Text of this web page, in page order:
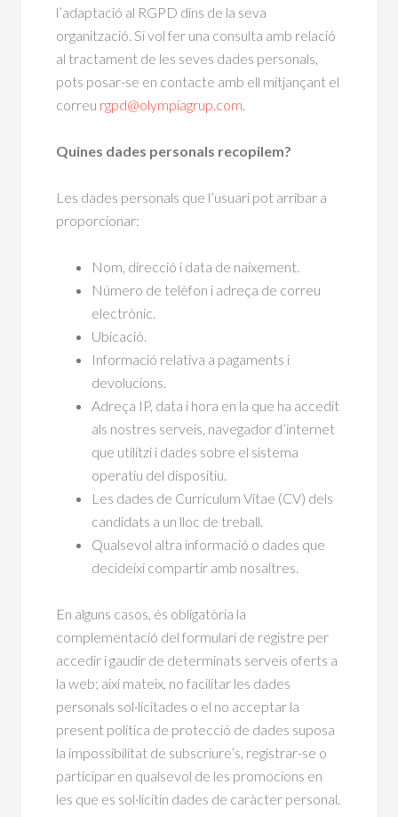
l’adaptació al RGPD dins de la seva
organització. Si vol fer una consulta amb relació
al tractament de les seves dades personals,
pots posar-se en contacte amb ell mitjançant el
correu rgpd@olympiagrup.com.
Quines dades personals recopilem?
Les dades personals que l’usuari pot arribar a
proporcionar:
Nom, direcció i data de naixement.
Número de telèfon i adreça de correu
electrònic.
Ubicació.
Informació relativa a pagaments i
devolucions.
Adreça IP, data i hora en la que ha accedit
als nostres serveis, navegador d’internet
que utilitzi i dades sobre el sistema
operatiu del dispositiu.
Les dades de Currículum Vitae (CV) dels
candidats a un lloc de treball.
Qualsevol altra informació o dades que
decideixi compartir amb nosaltres.
En alguns casos, és obligatòria la
complementació del formulari de registre per
accedir i gaudir de determinats serveis oferts a
la web; així mateix, no facilitar les dades
personals sol·licitades o el no acceptar la
present política de protecció de dades suposa
la impossibilitat de subscriure’s, registrar-se o
participar en qualsevol de les promocions en
les que es sol·licitin dades de caràcter personal.